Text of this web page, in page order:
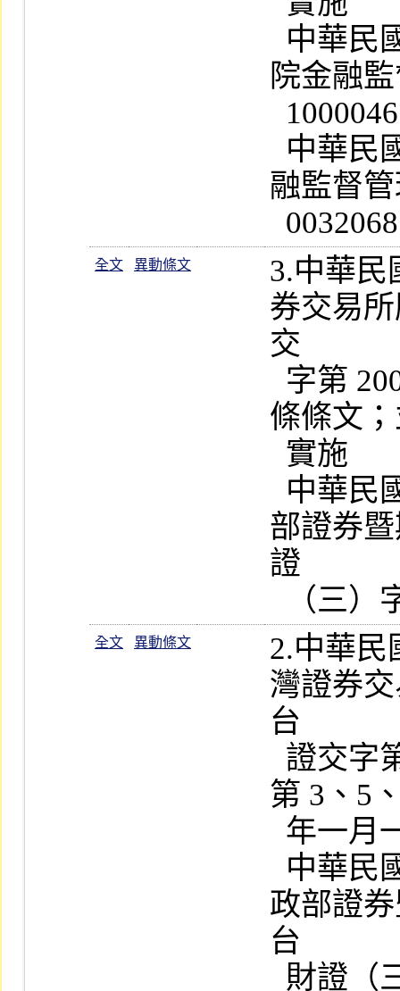
院金融
融監督
全文 異動條文
3.中華民
券交易
交
條條文
部證券
證
全文 異動條文
2.中華民
灣證券
台
第 3、5
政部證
台